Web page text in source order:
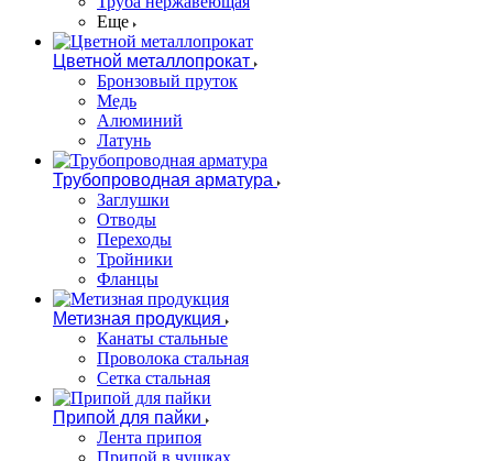
Еще
Цветной металлопрокат
Бронзовый пруток
Медь
Алюминий
Латунь
Трубопроводная арматура
Заглушки
Отводы
Переходы
Тройники
Фланцы
Метизная продукция
Канаты стальные
Проволока стальная
Сетка стальная
Припой для пайки
Лента припоя
Припой в чушках